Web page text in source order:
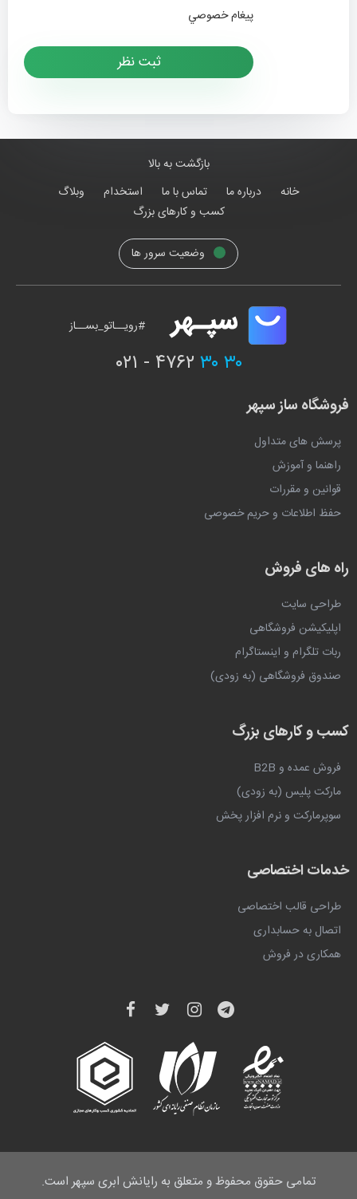
پيغام خصوصي
خانه درباره ما تماس با ما استخدام
وبلاگ
کسب و کارهای بزرگ
وضعیت سرور ها
بازگشت به بالا
#رویــاتو_بســاز
۰۲۱ - ۴۷۶۲ ۳۰ ۳۰
فروشگاه ساز سپهر
پرسش های متداول
راهنما و آموزش
قوانین و مقررات
حفظ اطلاعات و حریم خصوصی
راه های فروش
طراحی سایت
اپلیکیشن فروشگاهی
ربات تلگرام و اینستاگرام
صندوق فروشگاهی (به زودی)
کسب و کارهای بزرگ
فروش عمده و B2B
مارکت پلیس (به زودی)
سوپرمارکت و نرم افزار پخش
خدمات اختصاصی
طراحی قالب اختصاصی
اتصال به حسابداری
همکاری در فروش
تمامی حقوق محفوظ و متعلق به رایانش ابری سپهراست.